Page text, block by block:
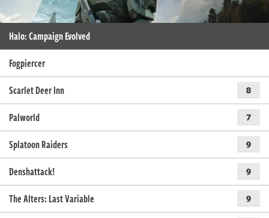
Halo: Campaign Evolved
Fogpiercer
Scarlet Deer Inn
8
Palworld 7
Splatoon Raiders 9
Denshattack! 9
The Alters: Last Variable 9